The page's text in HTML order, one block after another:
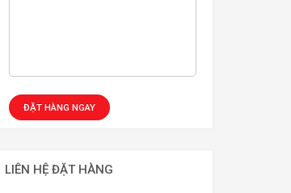
LIÊN HỆ ĐẶT HÀNG